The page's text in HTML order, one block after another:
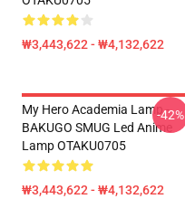
₩3,443,622 - ₩4,132,622
My Hero Academia Lamp -
BAKUGO SMUG Led Anime
Lamp OTAKU0705
₩3,443,622 - ₩4,132,622
-42%